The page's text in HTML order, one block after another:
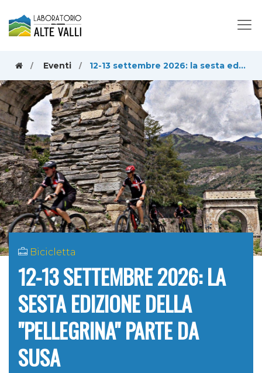
Eventi 12-13 settembre 2026: la sesta edizione della "Pellegrina" parte da Susa
Bicicletta
12-13 SETTEMBRE 2026: LA
SESTA EDIZIONE DELLA
"PELLEGRINA" PARTE DA
SUSA